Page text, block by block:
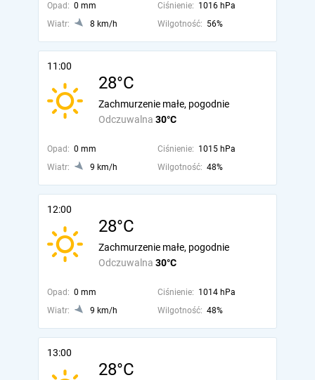
Opad: 0 mm Ciśnienie: 1016 hPa
Wiatr:
8 km/h Wilgotność: 56%
11:00
28°C
Odczuwalna 30°C
Zachmurzenie małe, pogodnie
Opad: 0 mm Ciśnienie: 1015 hPa
Wiatr:
9 km/h Wilgotność: 48%
12:00
28°C
Odczuwalna 30°C
Zachmurzenie małe, pogodnie
Opad: 0 mm Ciśnienie: 1014 hPa
Wiatr:
9 km/h Wilgotność: 48%
13:00
28°C